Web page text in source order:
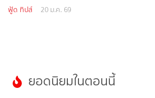
ฟู้ด ทิปส์ 20 ม.ค. 69
ยอดนิยมในตอนนี้